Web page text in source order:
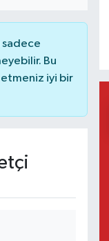
sadece
Bu
etmeniz iyi bir